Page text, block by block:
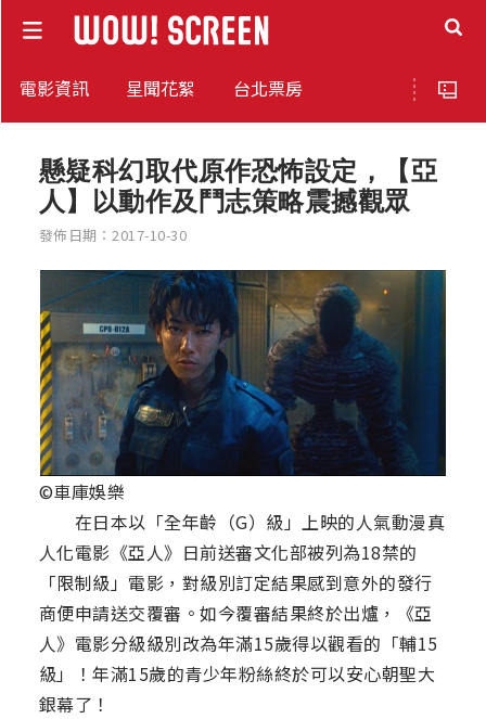
電影資訊 星聞花絮 台北票房
懸疑科幻取代原作恐怖設定，【亞
人】以動作及鬥志策略震撼觀眾
發佈日期：2017-10-30
©車庫娛樂
在日本以「全年齡（G）級」上映的人氣動漫真
人化電影《亞人》日前送審文化部被列為18禁的
「限制級」電影，對級別訂定結果感到意外的發行
商便申請送交覆審。如今覆審結果終於出爐，《亞
人》電影分級級別改為年滿15歲得以觀看的「輔15
級」！年滿15歲的青少年粉絲終於可以安心朝聖大
銀幕了！